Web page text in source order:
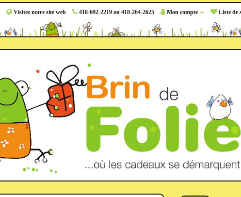
Visitez notre site web 418-692-2219 ou 418-264-2625 Mon compte Liste de